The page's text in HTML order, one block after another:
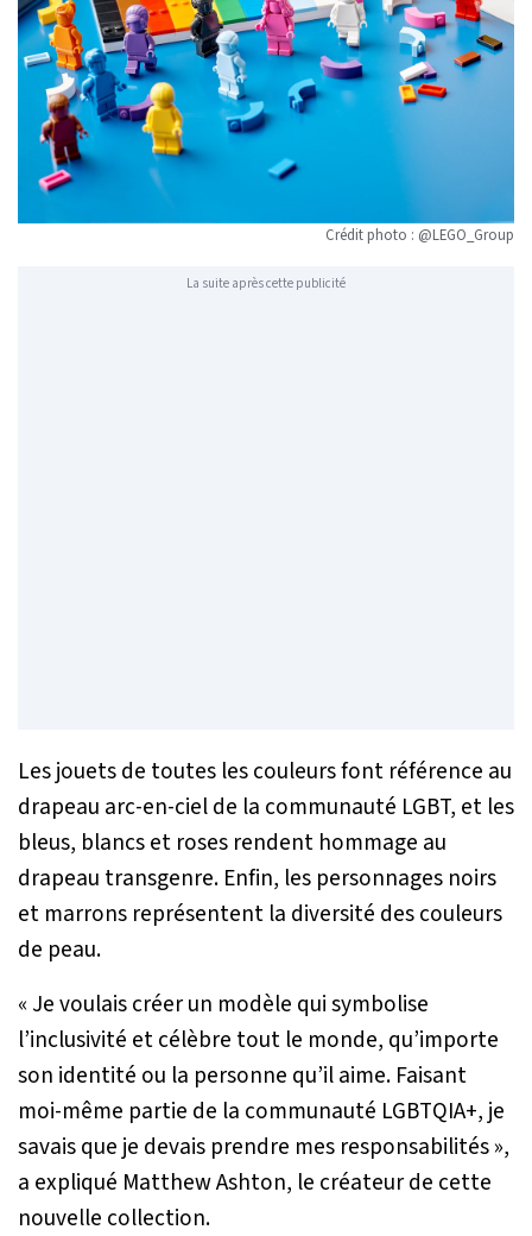
Crédit photo : @LEGO_Group
La suite après cette publicité
Les jouets de toutes les couleurs font référence au
drapeau arc-en-ciel de la communauté LGBT, et les
bleus, blancs et roses rendent hommage au
drapeau transgenre. Enfin, les personnages noirs
et marrons représentent la diversité des couleurs
de peau.
« Je voulais créer un modèle qui symbolise
l’inclusivité et célèbre tout le monde, qu’importe
son identité ou la personne qu’il aime. Faisant
moi-même partie de la communauté LGBTQIA+, je
savais que je devais prendre mes responsabilités »,
a expliqué Matthew Ashton, le créateur de cette
nouvelle collection.